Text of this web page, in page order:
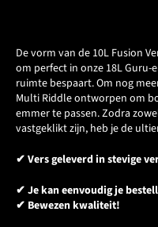
De vorm van de 10L Fusion
om perfect in onze 18L Guru-
ruimte bespaart. Om nog
Multi Riddle ontworpen om
emmer te passen. Zodra
vastgeklikt zijn, heb je de
✔ Vers geleverd in stevige
✔ Je kan eenvoudig je
✔ Bewezen kwaliteit!